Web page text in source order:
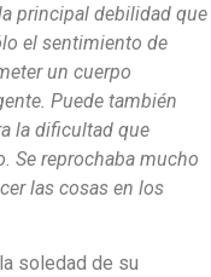
principal debilidad que
el sentimiento de
un cuerpo
Puede también
la dificultad que
Se reprochaba mucho
las cosas en los
soledad de su